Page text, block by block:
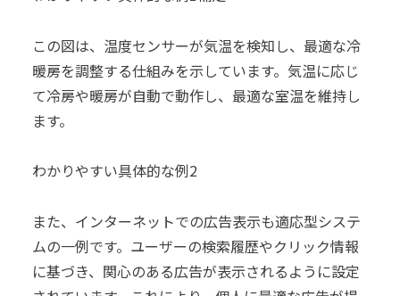
この図は、温度センサーが気温を検知し、最適な冷
暖房を調整する仕組みを示しています。気温に応じ
て冷房や暖房が自動で動作し、最適な室温を維持し
ます。
わかりやすい具体的な例2
また、インターネットでの広告表示も適応型システ
ムの一例です。ユーザーの検索履歴やクリック情報
に基づき、関心のある広告が表示されるように設定